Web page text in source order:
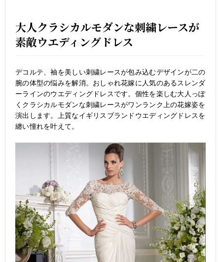
大人クラシカルモダンな刺繍レースが
素敵ウエディングドレス
デコルテ、袖を美しい刺繍レースが包み込むデザインが二の
腕の体型の悩みを解消。おしゃれ花嫁に人気のあるスレンダ
ーラインのウエディングドレスです。個性を楽しむ大人っぽ
くクラシカルモダンな刺繍レースがワンランク上の花嫁姿を
演出します。上質なイギリスブランドウエディングドレスを
纏い憧れを叶えて。